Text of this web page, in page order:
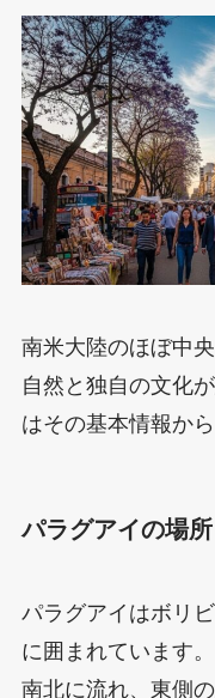
南米大陸のほぼ中
自然と独自の文化
はその基本情報か
パラグアイの場
パラグアイはボリ
に囲まれています
南北に流れ、東側